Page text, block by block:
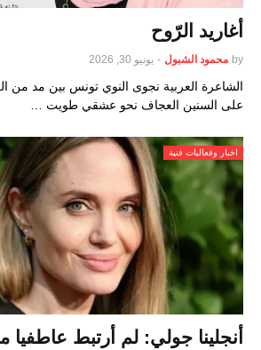
أغاريد الرّوح
by محمود الشبول - يونيو 30, 2026
الشاعرة العربية نجوى النوي تونس بين مد من
على السنين العجاف نحو عشقي طويت …
اخبار وفعاليات فنية
أنجلينا جولي: لم أرتبط